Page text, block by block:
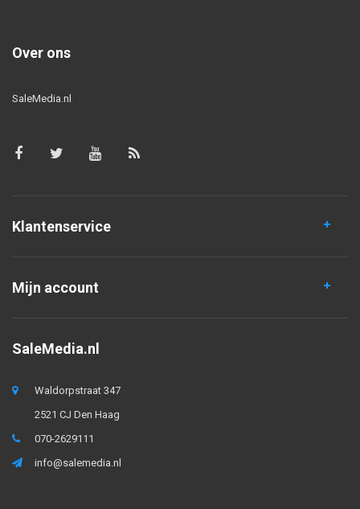
Over ons
SaleMedia.nl
Klantenservice
Mijn account
SaleMedia.nl
Waldorpstraat 347
2521 CJ Den Haag
070-2629111
info@salemedia.nl